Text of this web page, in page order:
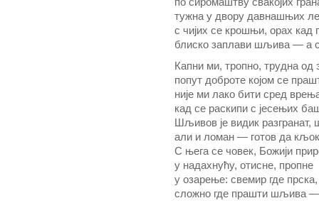
тужна у двору давнашњих
с чијих се крошњи, орах кад
блиско заплави шљива — а
Капни ми, тропно, трудна од
попут доброте којом се
није ми лако бити сред
кад се раскипи с јесењих
Шљивов је видик разгранат,
али и ломан — готов да
С њега се човек, Божији
у надахнућу, отисне, пропне
у озарење: свемир где прска,
сложно где прашти шљива —